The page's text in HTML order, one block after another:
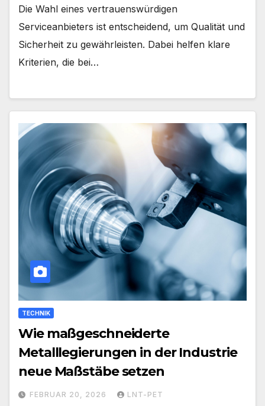
Die Wahl eines vertrauenswürdigen
Serviceanbieters ist entscheidend, um Qualität und
Sicherheit zu gewährleisten. Dabei helfen klare
Kriterien, die bei…
TECHNIK
Wie maßgeschneiderte
Metalllegierungen in der Industrie
neue Maßstäbe setzen
FEBRUAR 20, 2026 LNT-PET